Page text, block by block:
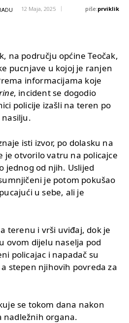
12 Maja, 2025 piše:prviklik
na području općine Teočak,
pucnjave u kojoj je ranjen
informacijama koje
, incident se dogodio
policije izašli na teren po
isti izvor, po dolasku na
je otvorilo vatru na policajce
jednog od njih. Uslijed
je potom pokušao
u sebe, ali je
terenu i vrši uviđaj, dok je
ovom dijelu naselja pod
policajac i napadač su
stepen njihovih povreda za
se tokom dana nakon
nadležnih organa.